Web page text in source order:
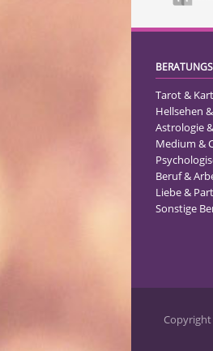
Tarot &
Hellsehen
Astrologie
Medium &
Beruf &
Liebe &
Sonstige